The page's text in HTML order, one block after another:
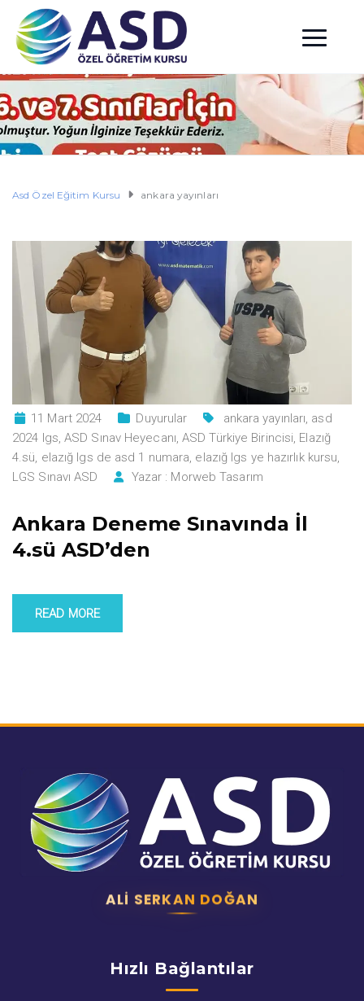
Asd Özel Eğitim Kursu ankara yayınları
11 Mart 2024 Duyurular ankara yayınları, asd
2024 lgs,ASD Sınav Heyecanı,ASD Türkiye Birincisi, Elazığ
4.sü, elazığ lgs de asd 1 numara, elazığ lgs ye hazırlık kursu,
LGS Sınavı ASD
Yazar : Morweb Tasarım
Ankara Deneme Sınavında İl
4.sü ASD’den
READ MORE
ALI SERKAN DOĞAN
Hızlı Bağlantılar